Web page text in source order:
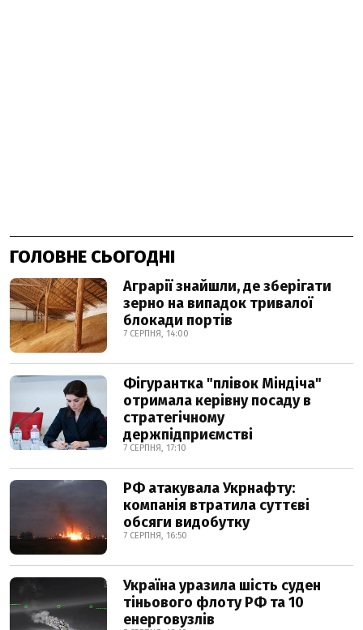
ГОЛОВНЕ СЬОГОДНІ
Аграрії знайшли, де зберігати
зерно на випадок тривалої
блокади портів
7 СЕРПНЯ, 14:00
Фігурантка "плівок Міндіча"
отримала керівну посаду в
стратегічному
держпідприємстві
7 СЕРПНЯ, 17:10
РФ атакувала Укрнафту:
компанія втратила суттєві
обсяги видобутку
7 СЕРПНЯ, 16:50
Україна уразила шість суден
тіньового флоту РФ та 10
енерговузлів